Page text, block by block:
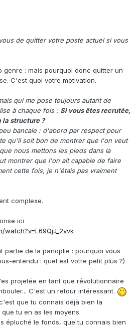
de quitter votre poste actuel si vous
genre : mais pourquoi donc quitter un
C'est quoi votre motivation.
qui me pose toujours autant de
à chaque fois : Si vous êtes recrutée,
la structure ?
bancale : d'abord par respect pour
qu'il soit bon de montrer que l'on veut
nous mettons les pieds dans la
montrer que l'on ait capable de faire
cette fois, je n'étais pas vraiment
complexe.
ici
watch?v=L69QjJ_2vvk
partie de la panoplie : pourquoi vous
entendu : quel est votre petit plus ?)
projetée en tant que révolutionnaire
C'est un retour intéressant.
que tu connais déjà bien la
tu en as les moyens.
épluché le fonds, que tu connais bien